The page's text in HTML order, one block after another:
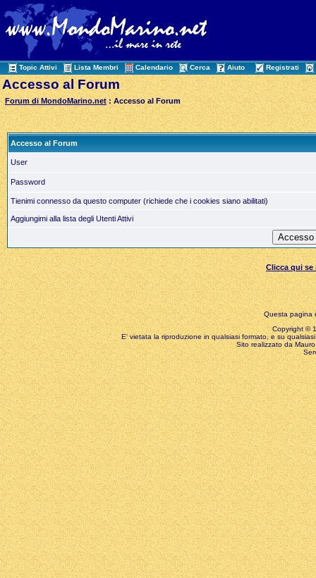
Topic Attivi Lista Membri Calendario Cerca Aiuto Registrati
Accesso al Forum
Forum di MondoMarino.net : Accesso al Forum
Accesso al Forum
User
Password
Tienimi connesso da questo computer (richiede che i cookies siano abilitati)
Aggiungimi alla lista degli Utenti Attivi
Clicca qui se
Questa pagina
Copyright ©
E' vietata la riproduzione in qualsiasi formato, e su
Sito realizzato da